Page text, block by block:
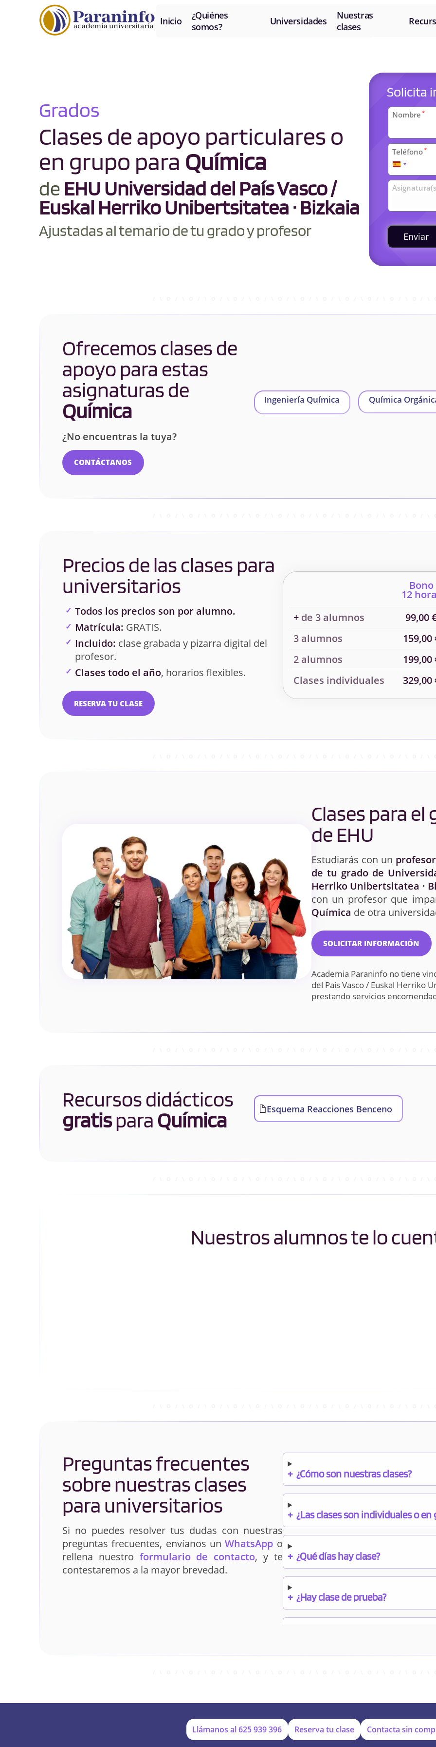
Inicio
¿Quiénes
somos?
Universidades
Nuestras
clases
Grados
Clases de apoyo particulares o
en grupo para Química
de EHU Universidad del País Vasco /
Euskal Herriko Unibertsitatea · Bizkaia
Ajustadas al temario de tu grado y profesor
Solicita
Datos
Nombre *
Teléfono*
España
+34
Clases
Enviar
Ofrecemos clases de
apoyo para estas
asignaturas de
Química
¿No encuentras la tuya?
CONTÁCTANOS
Ingeniería Química Química
Precios de las clases para
universitarios
Todos los precios son por alumno.
Matrícula: GRATIS.
Incluido: clase grabada y pizarra digital del
profesor.
Clases todo el año, horarios flexibles.
RESERVA TU CLASE
Bono
12
+de 3 alumnos
99,00
3 alumnos
159,00
2 alumnos
199,00
Clases individuales
329,00
Clases para
de EHU
Estudiarás con un
de tu grado de
Herriko Unibertsitatea ·
con un profesor que
Química de otra
SOLICITAR INFORMACIÓN
Academia Paraninfo no tiene
del País Vasco / Euskal Herriko
prestando servicios
Recursos didácticos
gratispara Química Esquema Reacciones Benceno
Nuestros alumnos te lo
Preguntas frecuentes
sobre nuestras clases
para universitarios
Si no puedes resolver tus dudas con nuestras
preguntas frecuentes, envíanos unWhatsApp o
rellena nuestro formulario de contacto, y te
contestaremos a la mayor brevedad.
+ ¿Cómo son nuestras clases?
+ ¿Las clases son individuales o en
+ ¿Qué días hay clase?
+ ¿Hay clase de prueba?
+ ¿Por qué online?
Llámanos al625 939 396 Reserva tu clase Contacta sin